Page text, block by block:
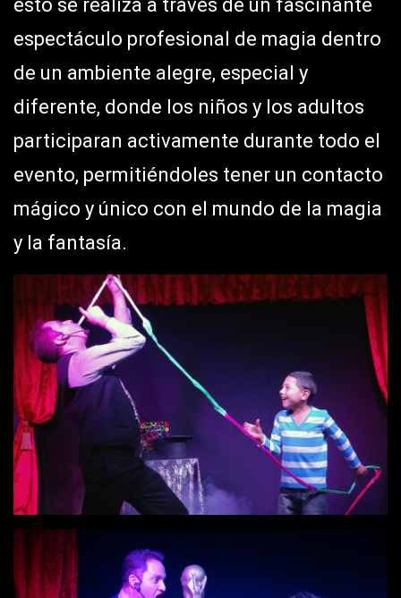
esto se realiza a través de un fascinante
espectáculo profesional de magia dentro
de un ambiente alegre, especial y
diferente, donde los niños y los adultos
participaran activamente durante todo el
evento, permitiéndoles tener un contacto
mágico y único con el mundo de la magia
y la fantasía.